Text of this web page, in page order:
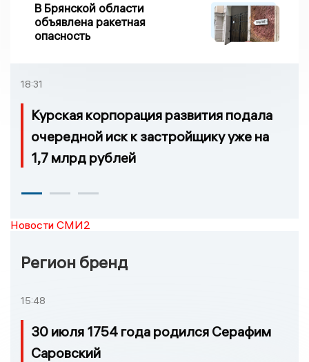
В Брянской области
объявлена ракетная
опасность
18:31
Курская корпорация развития подала
очередной иск к застройщику уже на
1,7 млрд рублей
Новости СМИ2
Регион бренд
15:48
30 июля 1754 года родился Серафим
Саровский